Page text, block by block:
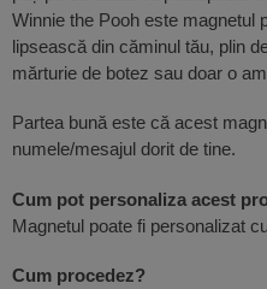
Winnie the Pooh este magnetul
lipsească din căminul tău, plin
mărturie de botez sau doar o
Partea bună este că acest
numele/mesajul dorit de tine.
Cum pot personaliza acest
Magnetul poate fi personalizat
Cum procedez?